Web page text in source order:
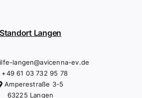
Standort Langen
langen@avicenna-ev.de
+49 61 03 732 95 78
Amperestraße 3-5
63225 Langen